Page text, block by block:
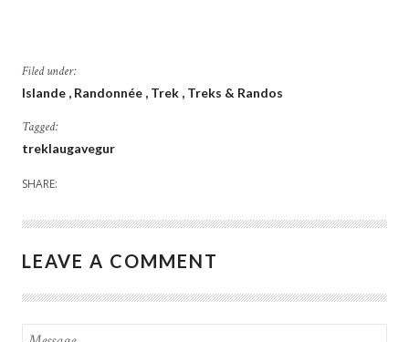
Filed under:
Islande Randonnée Trek Treks & Randos
Tagged:
treklaugavegur
SHARE:
LEAVE A COMMENT